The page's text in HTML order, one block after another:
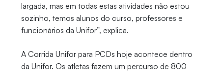
largada, mas em todas estas atividades não estou
sozinho, temos alunos do curso, professores e
funcionários da Unifor”, explica.
A Corrida Unifor para PCDs hoje acontece dentro
da Unifor. Os atletas fazem um percurso de 800